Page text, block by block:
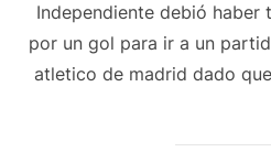
Independiente debió
por un gol para ir a un
atletico de madrid dado